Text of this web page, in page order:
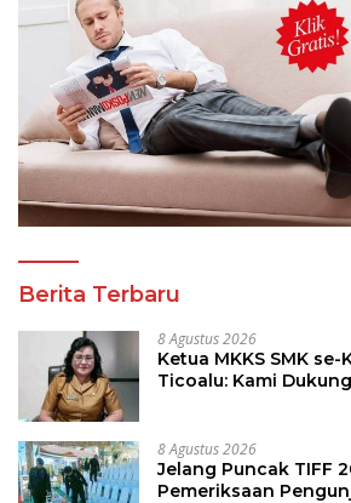
Berita Terbaru
8 Agustus 2026
Ketua MKKS SMK
Ticoalu: Kami
8 Agustus 2026
Jelang Puncak TIFF
Pemeriksaan